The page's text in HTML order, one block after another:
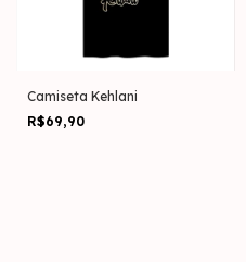
Camiseta Kehlani
R$69,90